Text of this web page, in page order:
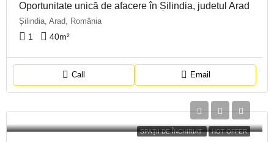
Oportunitate unică de afacere în Șilindia, judetul Arad
Șilindia, Arad, România
1 40m²
Call Email
SPAȚII DE ÎNCHIRIAT HOT OFFER